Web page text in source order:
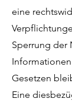
eine
Sperrung der
Gesetzen
Eine